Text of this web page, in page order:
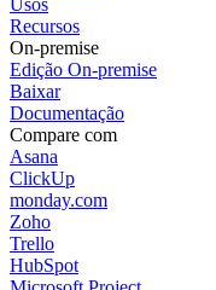
Usos
Recursos
On-premise
Edição On-premise
Baixar
Documentação
Compare com
Asana
ClickUp
monday.com
Zoho
Trello
HubSpot